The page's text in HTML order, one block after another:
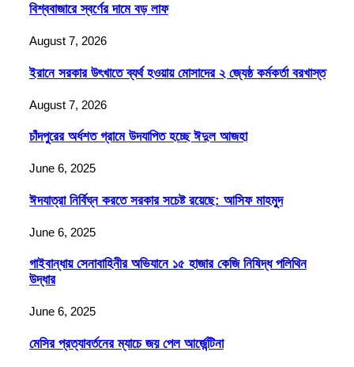
বিশ্ববাজারে স্বর্ণের দামে বড় লাফ
August 7, 2026
ইরানে সরকার উৎখাতে ব্যর্থ হওয়ায় মোসাদের ২ জ্যেষ্ঠ কর্মকর্তা বরখাস্ত
August 7, 2026
চাঁদপুরের অর্ধশত গ্রামে উদযাপিত হচ্ছে ঈদুল আজহা
June 6, 2025
ঈদযাত্রা নির্বিঘ্ন করতে সরকার সচেষ্ট রয়েছে: আসিফ মাহমুদ
June 6, 2025
গাইবান্ধায় সেনাবাহিনীর অভিযানে ১৫ হাজার কেজি নিষিদ্ধ পলিথিন
উদ্ধার
June 6, 2025
মেসির প্রত্যাবর্তনের ম্যাচে জয় পেল আর্জেন্টিনা